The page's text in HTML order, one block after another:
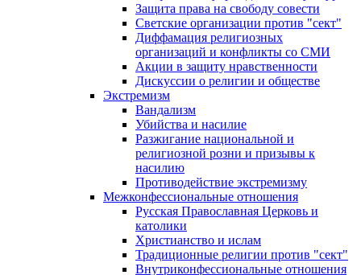
Защита права на свободу совести
Светские организации против "сект"
Диффамация религиозных
организаций и конфликты со СМИ
Акции в защиту нравственности
Дискуссии о религии и обществе
Экстремизм
Вандализм
Убийства и насилие
Разжигание национальной и
религиозной розни и призывы к
насилию
Противодействие экстремизму
Межконфессиональные отношения
Русская Православная Церковь и
католики
Христианство и ислам
Традиционные религии против "сект"
Внутриконфессиональные отношения